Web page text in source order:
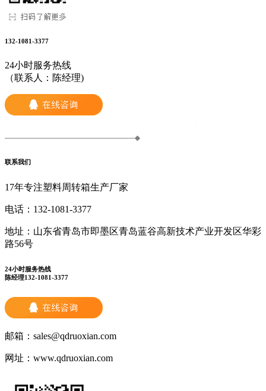
132-1081-3377
24小时服务热线
（联系人：陈经理)
联系我们
17年专注塑料周转箱生产厂家
电话： 132-1081-3377
地址： 山东省青岛市即墨区青岛蓝谷高新技术产业开发区华彩
路56号
24小时服务热线
陈经理132-1081-3377
邮箱： sales@qdruoxian.com
网址： www.qdruoxian.com